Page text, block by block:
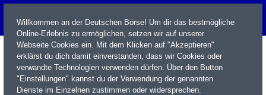
Willkommen an der Deutschen Börse! Um dir das bestmögliche
Online-Erlebnis zu ermöglichen, setzen wir auf unserer
Webseite Cookies ein. Mit dem Klicken auf "Akzeptieren"
erklärst du dich damit einverstanden, dass wir Cookies oder
verwandte Technologien verwenden dürfen. Über den Button
"Einstellungen" kannst du der Verwendung der genannten
Dienste im Einzelnen zustimmen oder widersprechen.